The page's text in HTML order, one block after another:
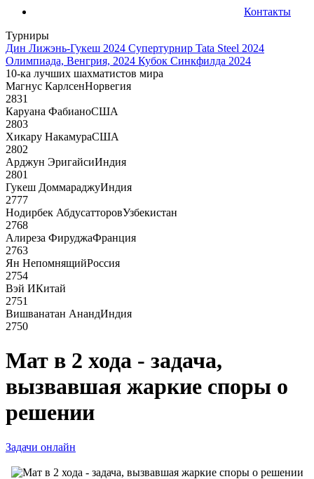
Контакты
Турниры
Дин Лижэнь-Гукеш 2024 Супертурнир Tata Steel 2024
Олимпиада, Венгрия, 2024 Кубок Синкфилда 2024
10-ка лучших шахматистов мира
Магнус КарлсенНорвегия
2831
Каруана ФабианоСША
2803
Хикару НакамураСША
2802
Арджун ЭригайсиИндия
2801
Гукеш ДоммараджуИндия
2777
Нодирбек АбдусатторовУзбекистан
2768
Алиреза ФируджаФранция
2763
Ян НепомнящийРоссия
2754
Вэй ИКитай
2751
Вишванатан АнандИндия
2750
Мат в 2 хода - задача,
вызвавшая жаркие споры о
решении
Задачи онлайн